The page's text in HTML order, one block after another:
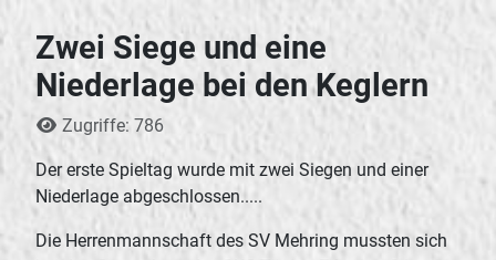
Zwei Siege und eine
Niederlage bei den Keglern
DetailsZugriffe: 786
Der erste Spieltag wurde mit zwei Siegen und einer
Niederlage abgeschlossen.....
Die Herrenmannschaft des SV Mehring mussten sich